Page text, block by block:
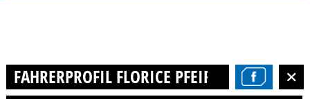
FAHRERPROFIL FLORICE PFEIFFER